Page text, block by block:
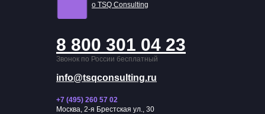
о TSQ Consulting
8 800 301 04 23
Звонок по России бесплатный
+7 (495) 260 57 02
Москва, 2-я Брестская ул., 30
info@tsqconsulting.ru